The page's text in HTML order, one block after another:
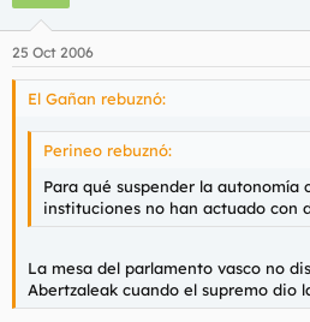
25 Oct 2006
El Gañan rebuznó:
Perineo rebuznó:
Para qué suspender la autonomía
instituciones no han actuado con
La mesa del parlamento vasco no
Abertzaleak cuando el supremo dio